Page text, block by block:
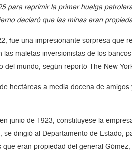
para reprimir la primer huelga
declaró que las minas eran
fue una impresionante sorpresa que
maletas inversionistas de los
mundo, según reportó The New
hectáreas a media docena de
junio de 1923, constituyese la
dirigió al Departamento de Estado,
eran propiedad del general Gómez,